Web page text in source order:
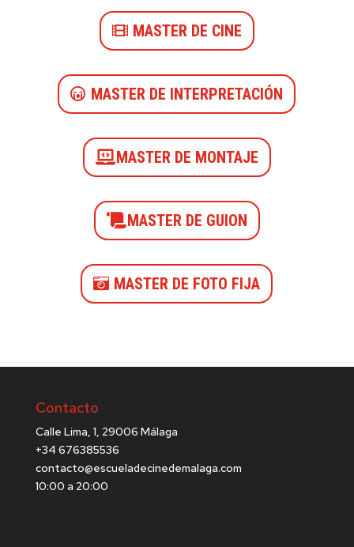
MASTER DE CINE
MASTER DE INTERPRETACIÓN
MASTER DE MONTAJE
MASTER DE GUION
MASTER DE FOTO FIJA
Contacto
Calle Lima, 1, 29006 Málaga
+34 676385536
contacto@escueladecinedemalaga.com
10:00 a 20:00